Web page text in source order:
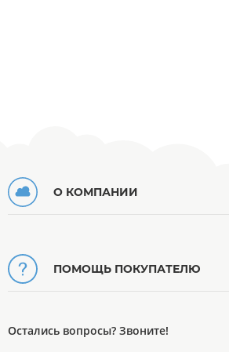
О КОМПАНИИ
ПОМОЩЬ ПОКУПАТЕЛЮ
Остались вопросы? Звоните!